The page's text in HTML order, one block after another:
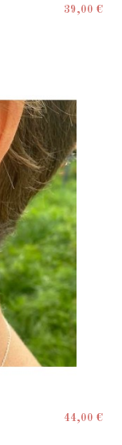
39,00 €
44,00 €